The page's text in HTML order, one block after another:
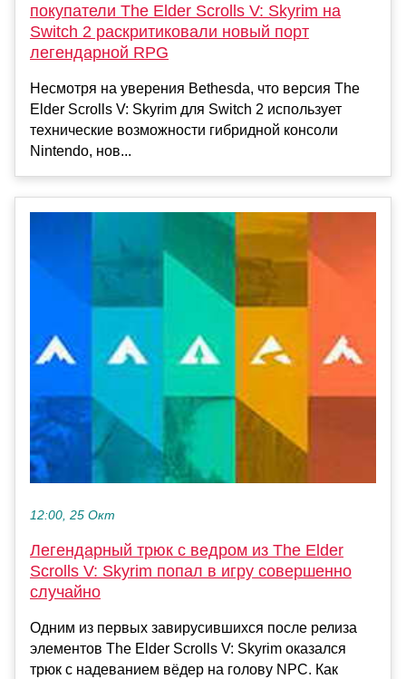
покупатели The Elder Scrolls V: Skyrim на
Switch 2 раскритиковали новый порт
легендарной RPG
Несмотря на уверения Bethesda, что версия The
Elder Scrolls V: Skyrim для Switch 2 использует
технические возможности гибридной консоли
Nintendo, нов...
12:00, 25 Окт
Легендарный трюк с ведром из The Elder
Scrolls V: Skyrim попал в игру совершенно
случайно
Одним из первых завирусившихся после релиза
элементов The Elder Scrolls V: Skyrim оказался
трюк с надеванием вёдер на голову NPC. Как